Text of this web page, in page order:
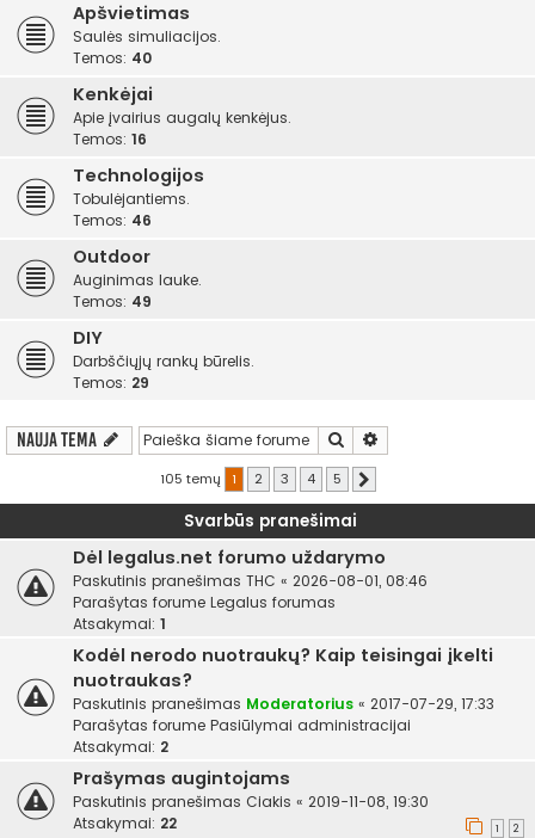
Apšvietimas
Saulės simuliacijos.
Temos: 40
Kenkėjai
Apie įvairius augalų kenkėjus.
Temos: 16
Technologijos
Tobulėjantiems.
Temos: 46
Outdoor
Auginimas lauke.
Temos: 49
DIY
Darbščiųjų rankų būrelis.
Temos: 29
Nauja tema Ieškoti
105 temų 1 2 3 4 5
Svarbūs pranešimai
Dėl legalus.net forumo uždarymo
Paskutinis pranešimas THC « 2026-08-01, 08:46
Parašytas forume Legalus forumas
Atsakymai: 1
Kodėl nerodo nuotraukų? Kaip teisingai įkelti
nuotraukas?
Paskutinis pranešimas Moderatorius « 2017-07-29, 17:33
Parašytas forume Pasiūlymai administracijai
Atsakymai: 2
Prašymas augintojams
Paskutinis pranešimas Ciakis « 2019-11-08, 19:30
Atsakymai: 22 1 2